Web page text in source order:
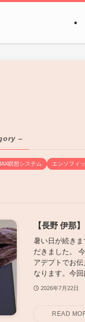
–
瞑想システム エンソフィ
【長野 伊那
暑い日が続き
だきました。
アデプトでお
なります。今回
2026年7月22日